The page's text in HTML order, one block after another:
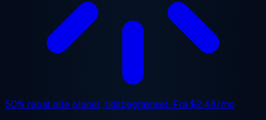
50% rabatalle planer, tidsbegrænset. Fra$2.48/mo